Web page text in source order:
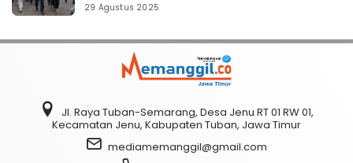
29 Agustus 2025
Jl. Raya Tuban-Semarang, Desa Jenu RT 01 RW 01,
Kecamatan Jenu, Kabupaten Tuban, Jawa Timur
mediamemanggil@gmail.com